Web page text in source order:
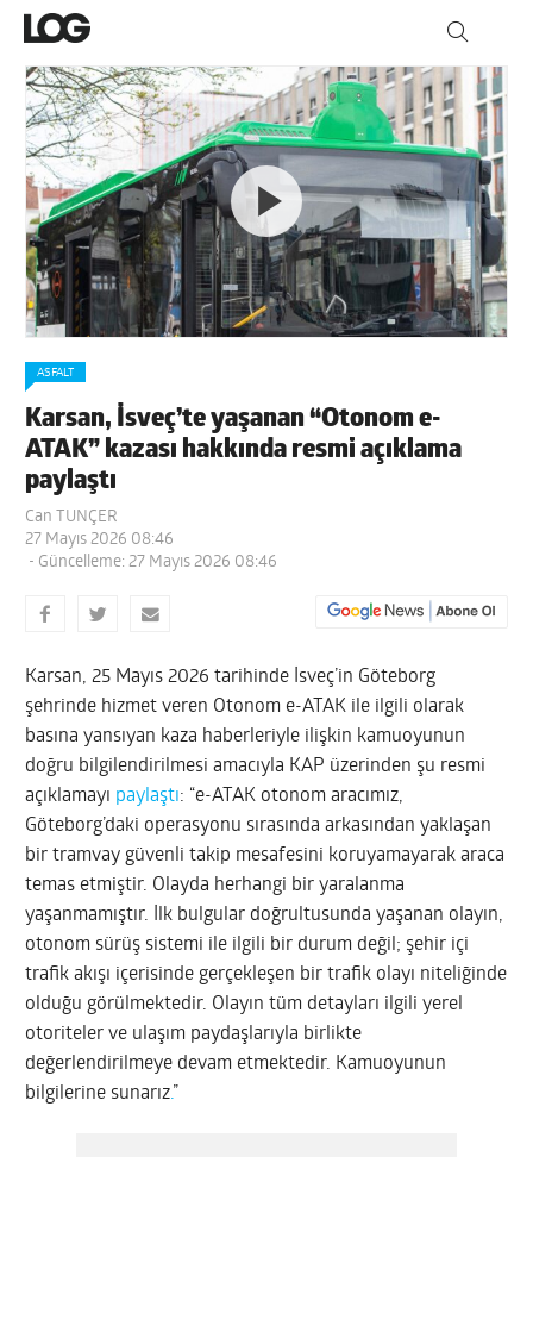
ASFALT
Karsan, İsveç’te yaşanan “Otonom e-
ATAK” kazası hakkında resmi açıklama
paylaştı
Can TUNÇER
27 Mayıs 2026 08:46
- Güncelleme: 27 Mayıs 2026 08:46
Karsan, 25 Mayıs 2026 tarihinde İsveç’in Göteborg
şehrinde hizmet veren Otonom e-ATAK ile ilgili olarak
basına yansıyan kaza haberleriyle ilişkin kamuoyunun
doğru bilgilendirilmesi amacıyla KAP üzerinden şu resmi
açıklamayı paylaştı: “e-ATAK otonom aracımız,
Göteborg’daki operasyonu sırasında arkasından yaklaşan
bir tramvay güvenli takip mesafesini koruyamayarak araca
temas etmiştir. Olayda herhangi bir yaralanma
yaşanmamıştır. İlk bulgular doğrultusunda yaşanan olayın,
otonom sürüş sistemi ile ilgili bir durum değil; şehir içi
trafik akışı içerisinde gerçekleşen bir trafik olayı niteliğinde
olduğu görülmektedir. Olayın tüm detayları ilgili yerel
otoriteler ve ulaşım paydaşlarıyla birlikte
değerlendirilmeye devam etmektedir. Kamuoyunun
bilgilerine sunarız.”